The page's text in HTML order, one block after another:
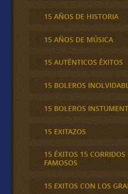
15 AÑOS DE HISTORIA
15 AÑOS DE MÚSICA
15 AUTÉNTICOS ÉXITOS
15 BOLEROS
15 BOLEROS
15 EXITAZOS
15 ÉXITOS 15 CORRIDOS
FAMOSOS
15 EXITOS CON LOS